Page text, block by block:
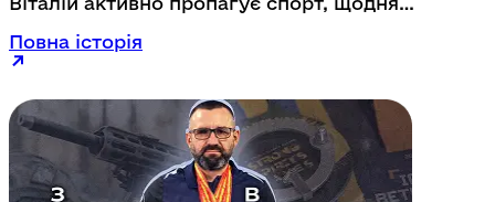
складі української команди ветеранів упевнено
виборов кілька золотих медалей та став
Повна історія